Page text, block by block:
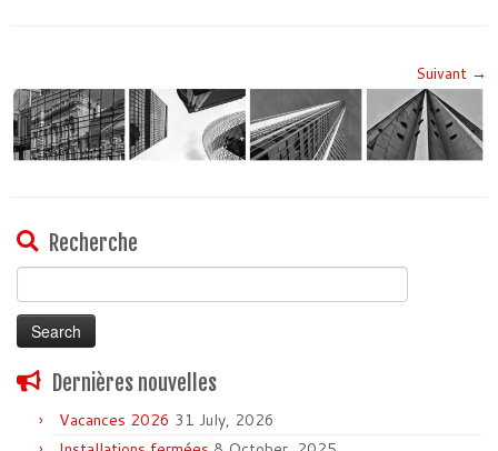
Suivant →
Recherche
Search
for:
Dernières nouvelles
Vacances 2026 31 July, 2026